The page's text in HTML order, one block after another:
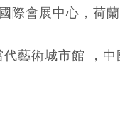
際會展中心，荷
藝術城市館 ，